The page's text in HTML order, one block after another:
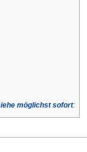
möglichst sofort: